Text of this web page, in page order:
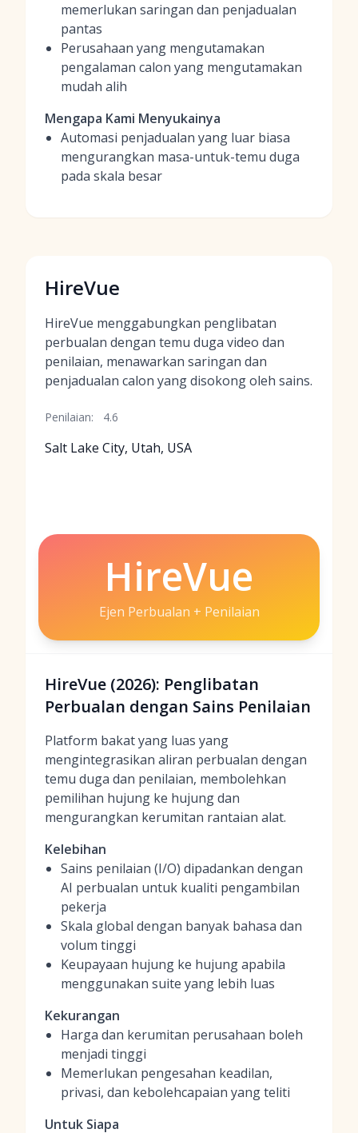
memerlukan saringan dan penjadualan
pantas
Perusahaan yang mengutamakan
pengalaman calon yang mengutamakan
mudah alih
Mengapa Kami Menyukainya
Automasi penjadualan yang luar biasa
mengurangkan masa-untuk-temu duga
pada skala besar
HireVue
HireVue menggabungkan penglibatan
perbualan dengan temu duga video dan
penilaian, menawarkan saringan dan
penjadualan calon yang disokong oleh sains.
Penilaian: 4.6
Salt Lake City, Utah, USA
HireVue
Ejen Perbualan + Penilaian
HireVue (2026): Penglibatan
Perbualan dengan Sains Penilaian
Platform bakat yang luas yang
mengintegrasikan aliran perbualan dengan
temu duga dan penilaian, membolehkan
pemilihan hujung ke hujung dan
mengurangkan kerumitan rantaian alat.
Kelebihan
Sains penilaian (I/O) dipadankan dengan
AI perbualan untuk kualiti pengambilan
pekerja
Skala global dengan banyak bahasa dan
volum tinggi
Keupayaan hujung ke hujung apabila
menggunakan suite yang lebih luas
Kekurangan
Harga dan kerumitan perusahaan boleh
menjadi tinggi
Memerlukan pengesahan keadilan,
privasi, dan kebolehcapaian yang teliti
Untuk Siapa